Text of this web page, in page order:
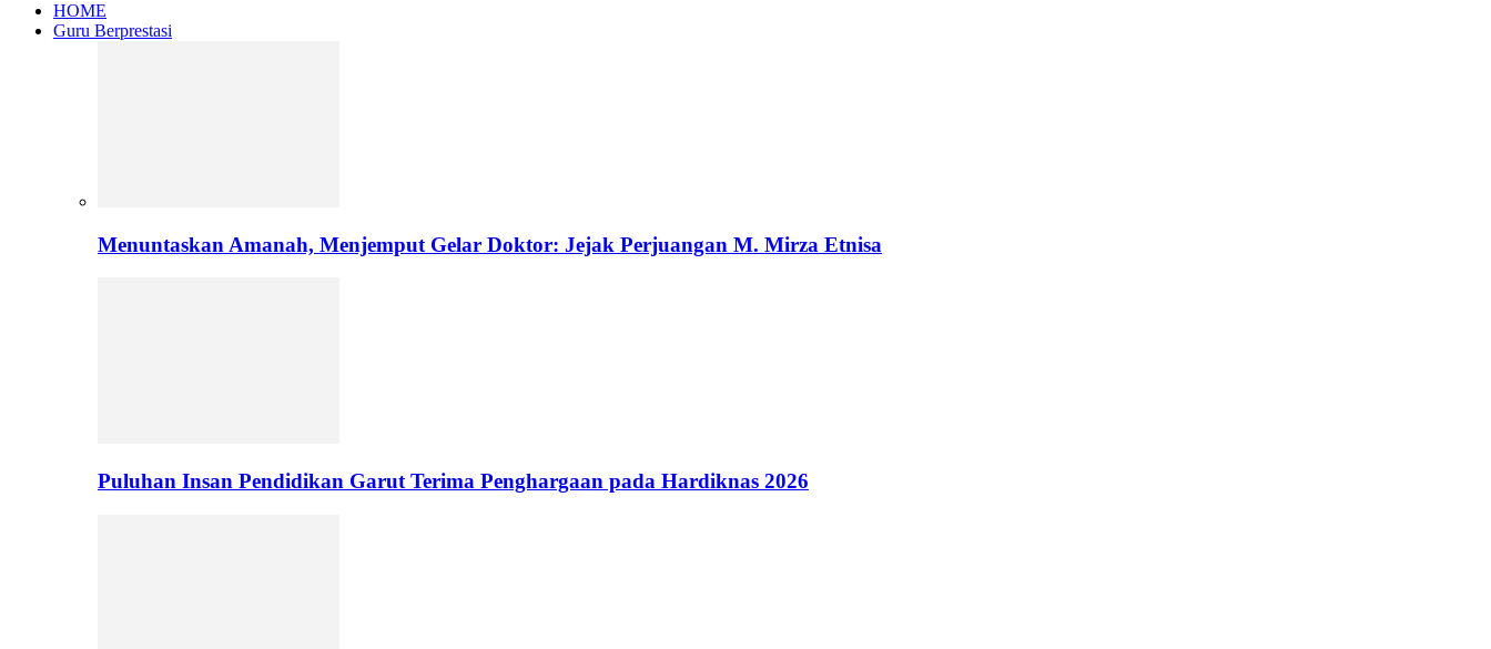
HOME
Guru Berprestasi
Menuntaskan Amanah, Menjemput Gelar Doktor: Jejak Perjuangan M. Mirza Etnisa
Puluhan Insan Pendidikan Garut Terima Penghargaan pada Hardiknas 2026